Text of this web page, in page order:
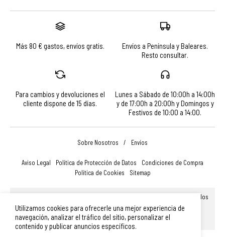
Utilizamos cookies para ofrecerle una mejor experiencia de
navegación, analizar el tráfico del sitio, personalizar el
contenido y publicar anuncios específicos.
Más 80 € gastos, envíos gratis.
Envíos a Península y Baleares.
Resto consultar.
Para cambios y devoluciones el
cliente dispone de 15 días.
Lunes a Sábado de 10:00h a 14:00h
y de 17:00h a 20:00h y Domingos y
Festivos de 10:00 a 14:00.
Sobre Nosotros / Envíos
Aviso Legal Política de Protección de Datos
Condiciones de Compra
Política de Cookies
Sitemap
© Turismo, Comercio y Promoción Económica de Salamanca, S.A.U. Todos
los derechos reservados.
Plaza Mayor 14, 37002, Salamanca (España) |Teléfono: 923 366 756
merchandising@turismodesalamanca.com